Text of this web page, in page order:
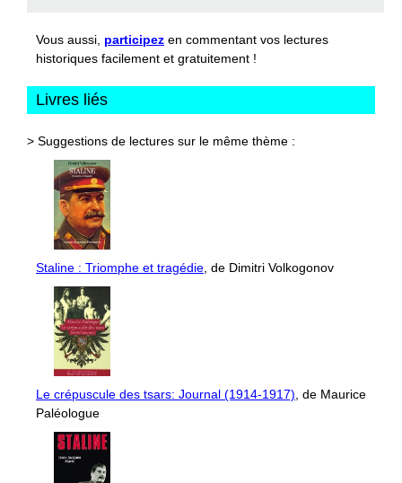
Vous aussi, participez en commentant vos lectures
historiques facilement et gratuitement !
Livres liés
> Suggestions de lectures sur le même thème :
Staline : Triomphe et tragédie, de Dimitri Volkogonov
Le crépuscule des tsars: Journal (1914-1917), de Maurice
Paléologue